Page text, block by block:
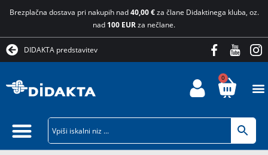
Brezplačna dostava pri nakupih nad40,00 €za člane Didaktinega kluba, oz.
nad 100 EURza nečlane.
DIDAKTA predstavitev
0